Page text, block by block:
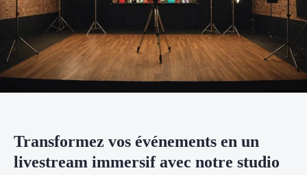
Transformez vos événements en un
livestream immersif avec notre studio